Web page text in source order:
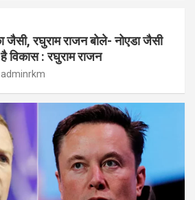
रघुराम राजन बोले- नोएडा जैसी
विकास : रघुराम राजन
adminrkm